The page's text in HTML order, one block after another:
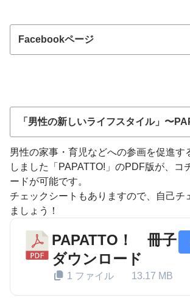
Facebookページ
「男性の新しいライフスタイル」〜
男性の家事・育児などへの参画を促進す
しました「PAPATTO!」のPDF版が、コ
ードが可能です。
チェックシートもありますので、自己チ
ましょう！
PAPATTO！ 冊子
ダウンロード
1 ファイル 13.17 MB